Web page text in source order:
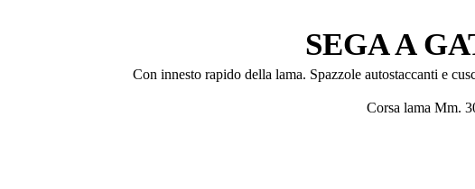
SEGA A
Con innesto rapido della lama. Spazzole autostaccanti e
Corsa lama Mm.